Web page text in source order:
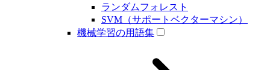
ランダムフォレスト
SVM（サポートベクターマシン）
機械学習の用語集